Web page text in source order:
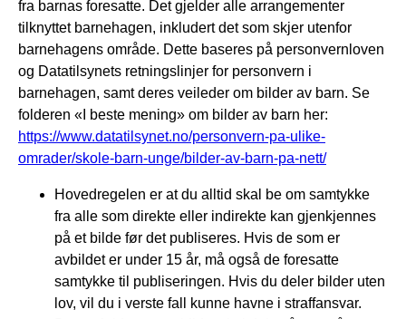
fra barnas foresatte. Det gjelder alle arrangementer
tilknyttet barnehagen, inkludert det som skjer utenfor
barnehagens område. Dette baseres på personvernloven
og Datatilsynets retningslinjer for personvern i
barnehagen, samt deres veileder om bilder av barn. Se
folderen «I beste mening» om bilder av barn her:
https://www.datatilsynet.no/personvern-pa-ulike-
omrader/skole-barn-unge/bilder-av-barn-pa-nett/
Hovedregelen er at du alltid skal be om samtykke
fra alle som direkte eller indirekte kan gjenkjennes
på et bilde før det publiseres. Hvis de som er
avbildet er under 15 år, må også de foresatte
samtykke til publiseringen. Hvis du deler bilder uten
lov, vil du i verste fall kunne havne i straffansvar.